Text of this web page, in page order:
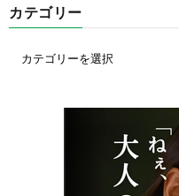
カテゴリー